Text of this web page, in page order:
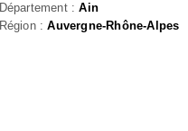
Département :Ain
Région :Auvergne-Rhône-Alpes